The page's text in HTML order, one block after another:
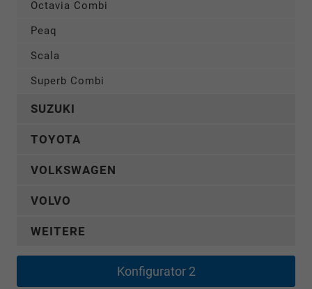
Octavia Combi
Peaq
Scala
Superb Combi
SUZUKI
TOYOTA
VOLKSWAGEN
VOLVO
WEITERE
Konfigurator 2